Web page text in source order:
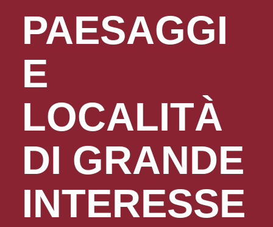
PAESAGGI
E
LOCALITÀ
DI GRANDE
INTERESSE